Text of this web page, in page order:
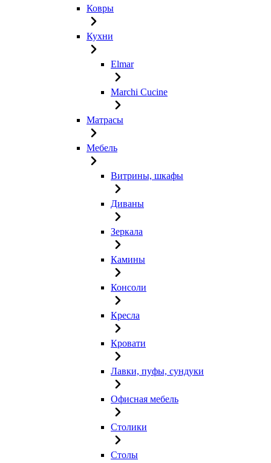
Ковры
Кухни
Elmar
Marchi Cucine
Матрасы
Мебель
Витрины, шкафы
Диваны
Зеркала
Камины
Консоли
Кресла
Кровати
Лавки, пуфы, сундуки
Офисная мебель
Столики
Столы